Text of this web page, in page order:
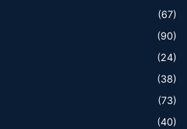
(67)
(90)
(24)
(38)
(73)
(40)